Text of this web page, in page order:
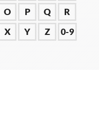
O P Q
R
X Y Z
0-9